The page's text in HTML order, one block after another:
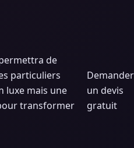
de
particuliers
luxe mais une
transformer
Demander
un devis
gratuit